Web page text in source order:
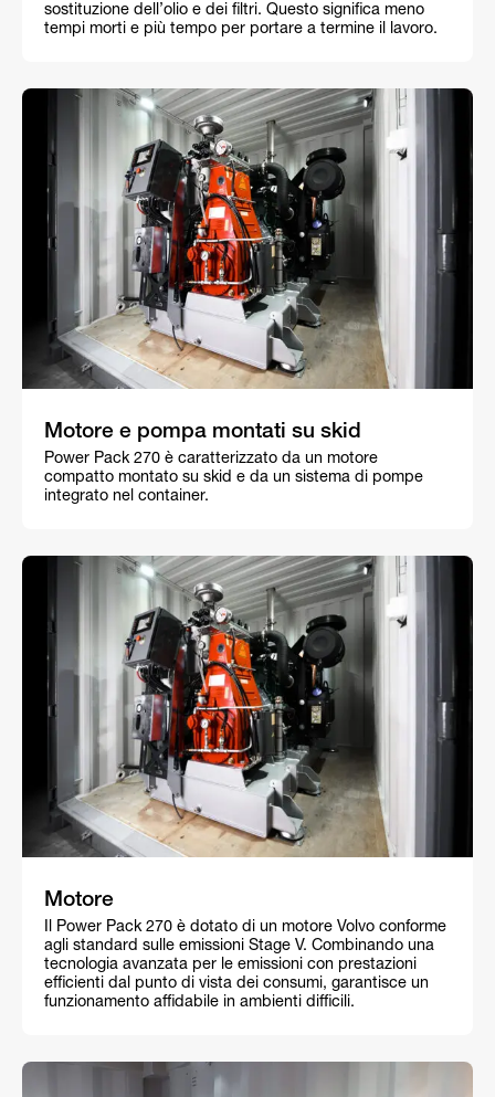
sostituzione dell’olio e dei filtri. Questo significa meno
tempi morti e più tempo per portare a termine il lavoro.
Motore e pompa montati su skid
Power Pack 270 è caratterizzato da un motore
compatto montato su skid e da un sistema di pompe
integrato nel container.
Motore
Il Power Pack 270 è dotato di un motore Volvo conforme
agli standard sulle emissioni Stage V. Combinando una
tecnologia avanzata per le emissioni con prestazioni
efficienti dal punto di vista dei consumi, garantisce un
funzionamento affidabile in ambienti difficili.